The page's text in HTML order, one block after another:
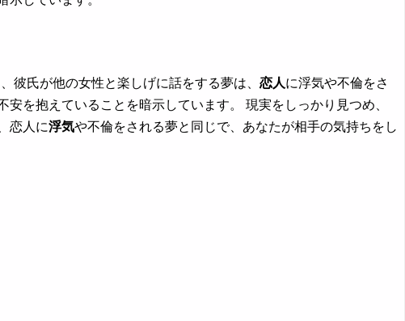
彼氏が他の女性と楽しげに話をする夢は、恋人に浮気や不倫をさ
を抱えていることを暗示しています。 現実をしっかり見つめ、
恋人に浮気や不倫をされる夢と同じで、あなたが相手の気持ちをし